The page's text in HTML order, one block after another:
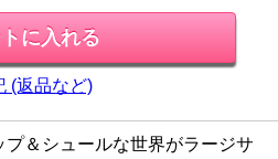
(返品など)
＆シュールな世界がラージサ